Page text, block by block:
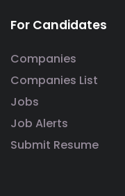
For Candidates
Companies
Companies List
Jobs
Job Alerts
Submit Resume